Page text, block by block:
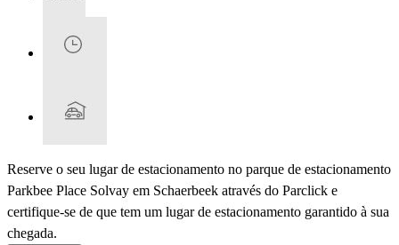
Reserve o seu lugar de estacionamento no parque de estacionamento
Parkbee Place Solvay em Schaerbeek através do Parclick e
certifique-se de que tem um lugar de estacionamento garantido à sua
chegada.